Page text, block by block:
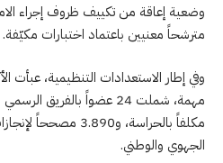
مترشحاً معنيين باعتماد اختبارات مكيّفة.
وفي إطار الاستعدادات التنظيمية، عبأت
مكلفاً بالحراسة،
الجهوي والوطني.